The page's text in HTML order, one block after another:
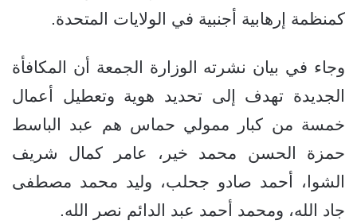
كمنظمة إرهابية أجنبية في الولايات المتحدة.
وجاء في بيان نشرته الوزارة الجمعة أن المكافأة
الجديدة تهدف إلى تحديد هوية وتعطيل أعمال
خمسة من كبار ممولي حماس هم عبد الباسط
حمزة الحسن محمد خير، عامر كمال شريف
الشوا، أحمد صادو جحلب، وليد محمد مصطفى
جاد الله، ومحمد أحمد عبد الدائم نصر الله.